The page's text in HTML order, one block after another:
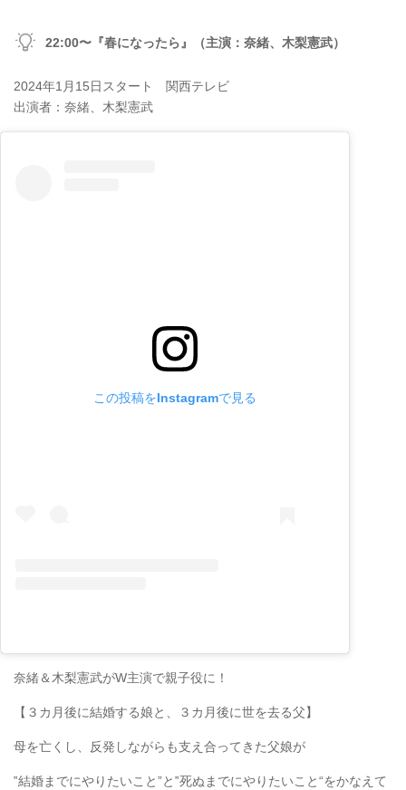
22:00〜『春になったら』（主演：奈緒、木梨憲武）
2024年1月15日スタート 関西テレビ
出演者：奈緒、木梨憲武
この投稿をInstagramで見る
奈緒＆木梨憲武がW主演で親子役に！
【３カ月後に結婚する娘と、３カ月後に世を去る父】
母を亡くし、反発しながらも支え合ってきた父娘が
‟結婚までにやりたいこと”と‟死ぬまでにやりたいこと“をかなえて